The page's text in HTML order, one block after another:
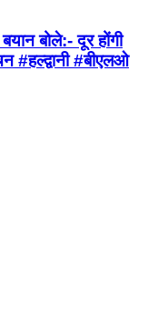
बोले:- दूर होंगी
#हल्द्वानी #बीएलओ